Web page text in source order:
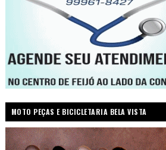
MOTO PEÇAS E BICICLETARIA BELA VISTA